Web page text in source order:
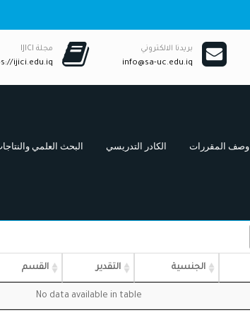
بريدنا الالكتروني
info@sa-uc.edu.iq
مجلة IJICI
ijici.edu.iq
وصف المقررات الكادر التدريسي البحث العلمي
الجنسية التقدير القسم
No data available in table